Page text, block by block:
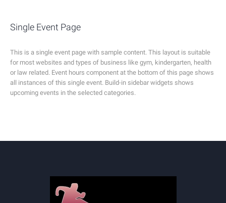
Single Event Page
This is a single event page with sample content. This layout is suitable
for most websites and types of business like gym, kindergarten, health
or law related. Event hours component at the bottom of this page shows
all instances of this single event. Build-in sidebar widgets shows
upcoming events in the selected categories.